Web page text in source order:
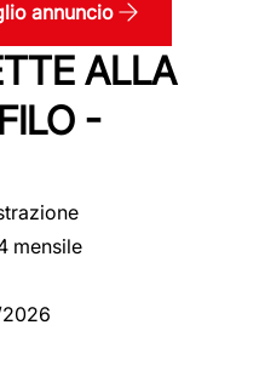
annuncio
ALLA
-
mensile